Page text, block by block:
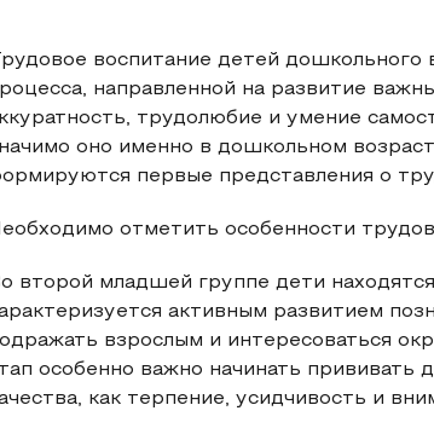
воспитание детей дошкольного
направленной на развитие
трудолюбие и умение
оно именно в дошкольном
первые представления о
отметить особенности
второй младшей группе дети
активным развитием
взрослым и интересоваться
особенно важно начинать
как терпение, усидчивость и